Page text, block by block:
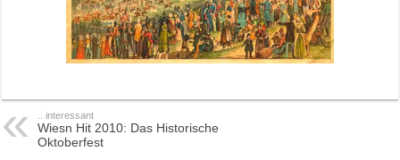
.. interessant
Wiesn Hit 2010: Das Historische
Oktoberfest